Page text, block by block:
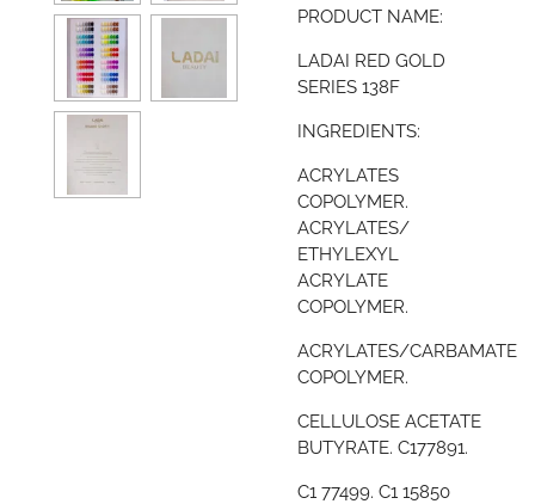
PRODUCT NAME:
LADAI RED GOLD
SERIES 138F
INGREDIENTS:
ACRYLATES
COPOLYMER.
ACRYLATES/
ETHYLEXYL
ACRYLATE
COPOLYMER.
ACRYLATES/CARBAMATE
COPOLYMER.
CELLULOSE ACETATE
BUTYRATE. C177891.
C1 77499. C1 15850